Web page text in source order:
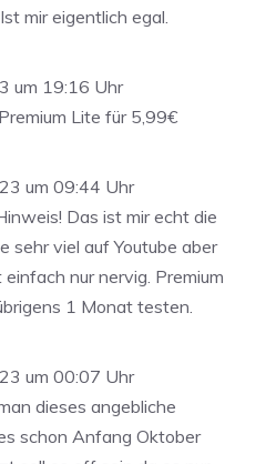
mir eigentlich egal.
um 19:16 Uhr
Lite für 5,99€
um 09:44 Uhr
Das ist mir echt die
sehr viel auf Youtube aber
nur nervig. Premium
1 Monat testen.
um 00:07 Uhr
dieses angebliche
schon Anfang Oktober